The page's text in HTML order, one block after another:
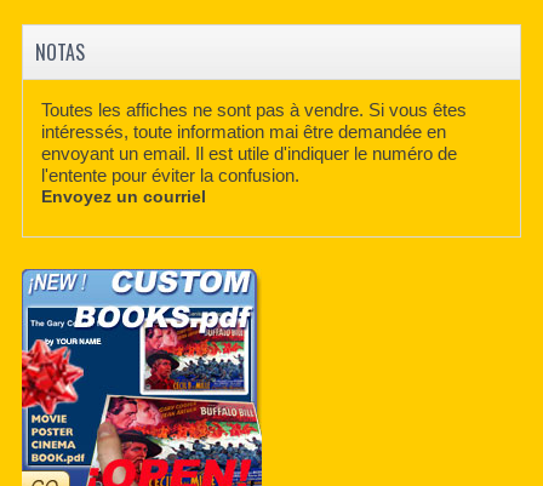
NOTAS
Toutes les affiches ne sont pas à vendre. Si vous êtes
intéressés, toute information mai être demandée en
envoyant un email. Il est utile d'indiquer le numéro de
l'entente pour éviter la confusion.
Envoyez un courriel